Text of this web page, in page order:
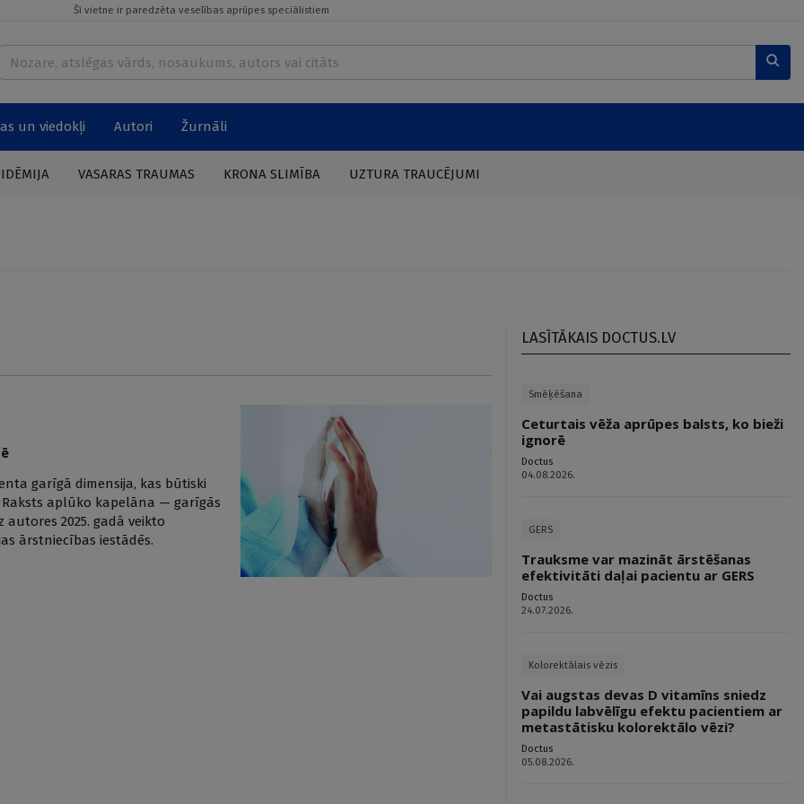
Šī vietne ir paredzēta veselības aprūpes speciālistiem
un viedokļi Autori Žurnāli
VASARAS TRAUMAS KRONA SLIMĪBA UZTURA TRAUCĒJUMI
garīgā dimensija, kas būtiski
aplūko kapelāna — garīgās
2025. gadā veikto
ārstniecības iestādēs.
LASĪTĀKAIS DOCTUS.LV
Smēķēšana
Ceturtais vēža aprūpes balsts, ko bieži
ignorē
Doctus
04.08.2026.
GERS
Trauksme var mazināt ārstēšanas
efektivitāti daļai pacientu ar GERS
Doctus
24.07.2026.
Kolorektālais vēzis
Vai augstas devas D vitamīns sniedz
papildu labvēlīgu efektu pacientiem ar
metastātisku kolorektālo vēzi?
Doctus
05.08.2026.